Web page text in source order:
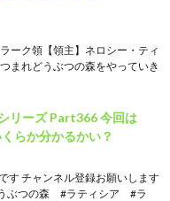
ーク領【領主】ネロシー・ティ
まれどうぶつの森をやっていき
リーズ Part366 今回は
らか分かるかい？
す チャンネル登録お願いします
ぶつの森 #ラティシア #ラ